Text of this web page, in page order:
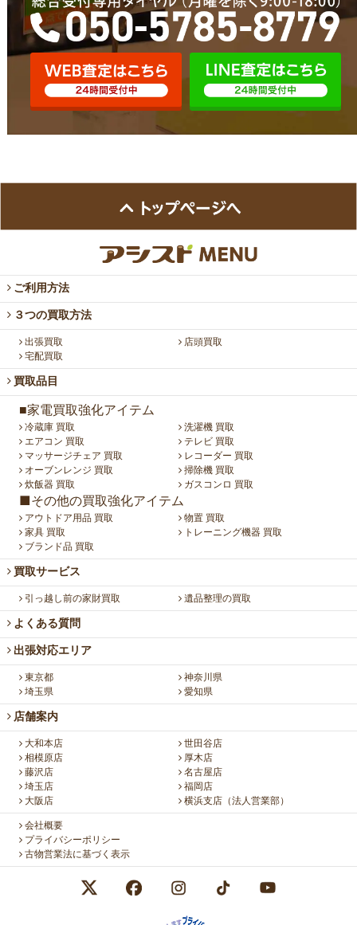
ご利用方法
３つの買取方法
出張買取
店頭買取
宅配買取
買取品目
■家電買取強化アイテム
冷蔵庫 買取
洗濯機 買取
エアコン 買取
テレビ 買取
マッサージチェア 買取
レコーダー 買取
オーブンレンジ 買取
掃除機 買取
炊飯器 買取
ガスコンロ 買取
■その他の買取強化アイテム
アウトドア用品 買取
物置 買取
家具 買取
トレーニング機器 買取
ブランド品 買取
買取サービス
引っ越し前の家財買取 遺品整理の買取
よくある質問
出張対応エリア
東京都
神奈川県
埼玉県
愛知県
店舗案内
大和本店
世田谷店
相模原店
厚木店
藤沢店
名古屋店
埼玉店
福岡店
大阪店
横浜支店（法人営業部）
会社概要
プライバシーポリシー
古物営業法に基づく表示